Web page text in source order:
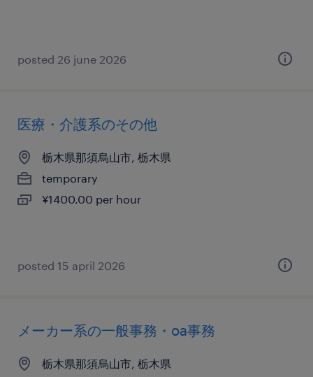
posted 26 june 2026
医療・介護系のその他
栃木県那須烏山市, 栃木県
temporary
¥1400.00 per hour
posted 15 april 2026
メーカー系の一般事務・oa事務
栃木県那須烏山市, 栃木県